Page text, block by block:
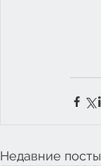
Недавние посты